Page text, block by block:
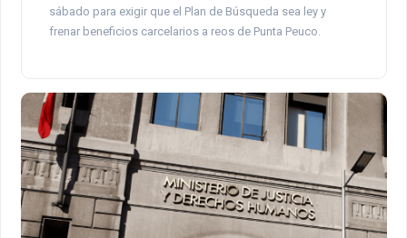
sábado para exigir que el Plan de Búsqueda sea ley y
frenar beneficios carcelarios a reos de Punta Peuco.